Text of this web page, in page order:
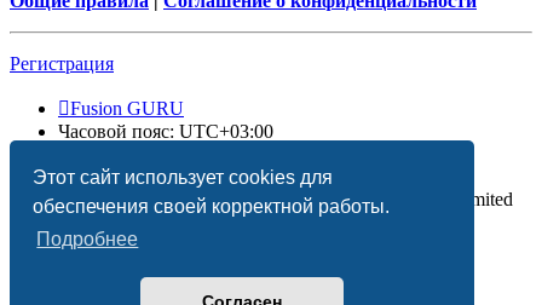
Этот сайт использует cookies для
обеспечения своей корректной работы.
Подробнее
Регистрация
Fusion GURU
Часовой пояс: UTC+03:00
Создано на основеphpBB® Forum Software © phpBB Limited